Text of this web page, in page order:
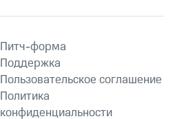
Питч-форма
Поддержка
Пользовательское соглашение
Политика
конфиденциальности